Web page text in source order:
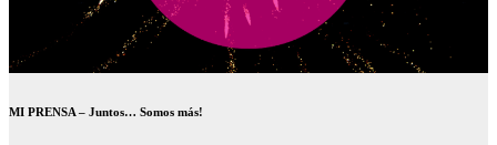
MI PRENSA – Juntos… Somos más!